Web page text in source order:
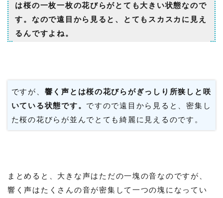
は桜の一枚一枚の花びらがとても大きい状態なので
す。なので遠目から見ると、とてもスカスカに見え
るんですよね。
ですが、響く声とは桜の花びらがぎっしり所狭しと咲
いている状態です。 ですので遠目から見ると、密集し
た桜の花びらが並んでとても綺麗に見えるのです。
まとめると、大きな声はただの一塊の音なのですが、
響く声はたくさんの音が密集して一つの塊になってい